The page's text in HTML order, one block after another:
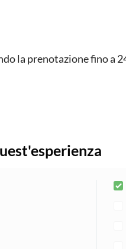
la prenotazione fino a